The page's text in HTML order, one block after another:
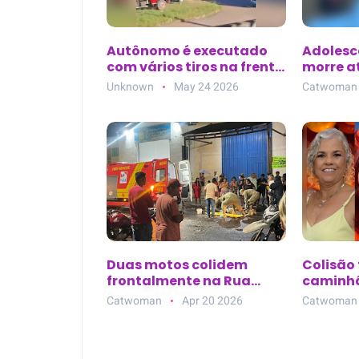
Autônomo é executado
com vários tiros na frente
da família em Marabá
(PA); criminoso
antes de atirar
Unknown May 24 2026
morre
Catwoman
Duas motos colidem
frontalmente na Rua
Anastácio Melo, no bairro
Salgadinho, em
Catwoman Apr 20 2026
três
Catwoman